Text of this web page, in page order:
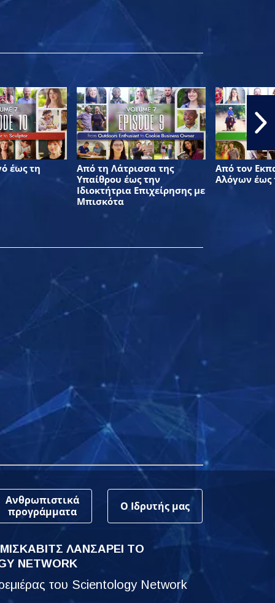
έως τη
Από τη Λάτρισσα της
Υπαίθρου έως την
Ιδιοκτήτρια Επιχείρησης με
Μπισκότα
Από τον
Αλόγων έως
Ανθρωπιστικά
προγράμματα
Ο Ιδρυτής μας
ΛΑΝΣΑΡΕΙ ΤΟ
NETWORK
του Scientology Network